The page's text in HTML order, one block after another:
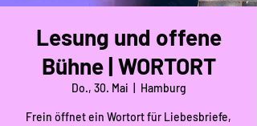
Lesung und offene
Bühne | WORTORT
Do., 30. Mai Hamburg
Frein öffnet ein Wortort für Liebesbriefe,